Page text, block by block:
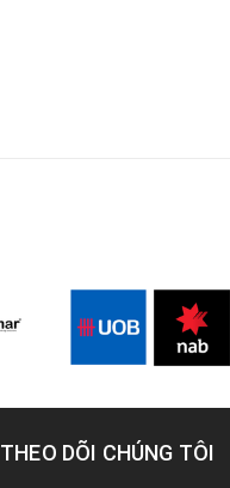
THEO DÕI CHÚNG TÔI